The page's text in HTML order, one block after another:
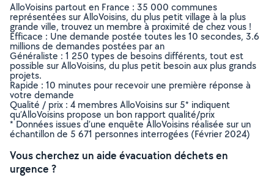
AlloVoisins partout en France : 35 000 communes
représentées sur AlloVoisins, du plus petit village à la plus
grande ville, trouvez un membre à proximité de chez vous !
Efficace : Une demande postée toutes les 10 secondes, 3.6
millions de demandes postées par an
Généraliste : 1 250 types de besoins différents, tout est
possible sur AlloVoisins, du plus petit besoin aux plus grands
projets.
Rapide : 10 minutes pour recevoir une première réponse à
votre demande
Qualité / prix : 4 membres AlloVoisins sur 5* indiquent
qu’AlloVoisins propose un bon rapport qualité/prix
* Données issues d’une enquête AlloVoisins réalisée sur un
échantillon de 5 671 personnes interrogées (Février 2024)
Vous cherchez un aide évacuation déchets en
urgence ?